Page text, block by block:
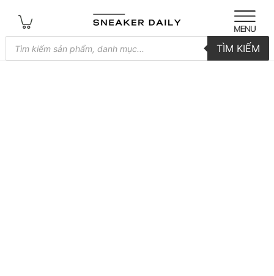
Tìm
kiếm
sản
TÌM KIẾM